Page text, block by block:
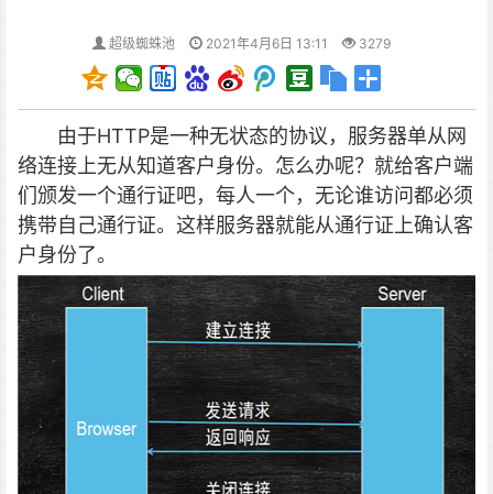
超级蜘蛛池 2021年4月6日 13:11 3279
由于HTTP是一种无状态的协议，服务器单从网
络连接上无从知道客户身份。怎么办呢？就给客户端
们颁发一个通行证吧，每人一个，无论谁访问都必须
携带自己通行证。这样服务器就能从通行证上确认客
户身份了。